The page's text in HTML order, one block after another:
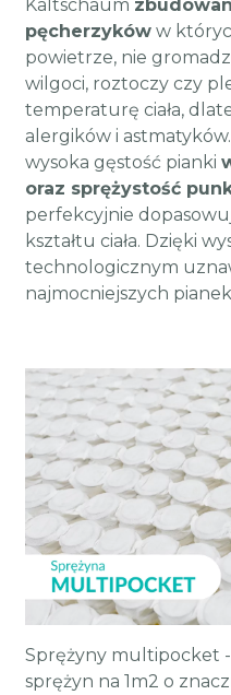
Kaltschaum
pęcherzyków w
powietrze, nie
wilgoci, roztoczy czy
temperaturę ciała,
alergików i
wysoka gęstość pianki
oraz sprężystość
perfekcyjnie
kształtu ciała. Dzięki
technologicznym
najmocniejszych
Sprężyny multipocket
sprężyn na 1m2 o